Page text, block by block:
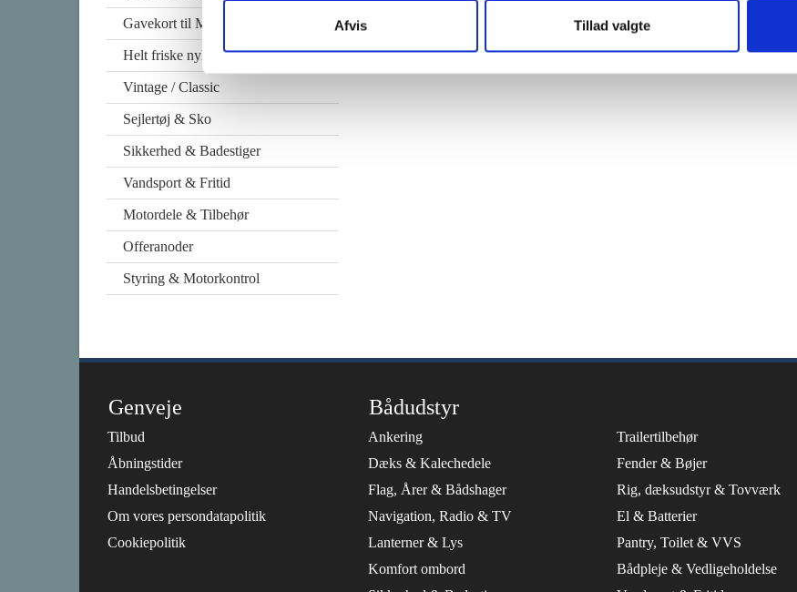
Afvis Tillad valgte
Gavekort til Marineudstyr
Helt friske nyheder i shoppen
Vintage / Classic
Sejlertøj & Sko
Sikkerhed & Badestiger
Vandsport & Fritid
Motordele & Tilbehør
Offeranoder
Styring & Motorkontrol
Genveje
Tilbud
Åbningstider
Handelsbetingelser
Om vores persondatapolitik
Cookiepolitik
Bådudstyr
Ankering
Trailertilbehør
Dæks & Kalechedele
Fender & Bøjer
Flag, Årer & Bådshager
Rig, dæksudstyr & Tovværk
Navigation, Radio & TV
El & Batterier
Lanterner & Lys
Pantry, Toilet & VVS
Komfort ombord
Bådpleje & Vedligeholdelse